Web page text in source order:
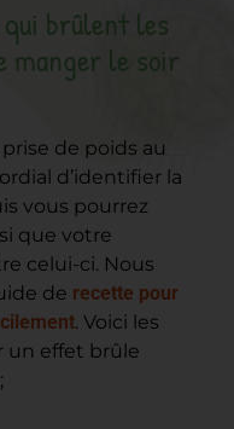
brûlent les
manger le soir
de poids au
d’identifier la
vous pourrez
que votre
celui-ci. Nous
de recette pour
. Voici les
un effet brûle